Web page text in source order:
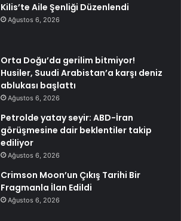
Kilis’te Aile Şenliği Düzenlendi
Ağustos 6, 2026
Orta Doğu’da gerilim bitmiyor!
Husiler, Suudi Arabistan’a karşı deniz
ablukası başlattı
Ağustos 6, 2026
Petrolde yatay seyir: ABD-İran
görüşmesine dair beklentiler takip
ediliyor
Ağustos 6, 2026
Crimson Moon’un Çıkış Tarihi Bir
Fragmanla İlan Edildi
Ağustos 6, 2026